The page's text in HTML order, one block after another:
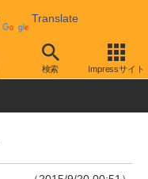
Translate
検索 Impressサイト